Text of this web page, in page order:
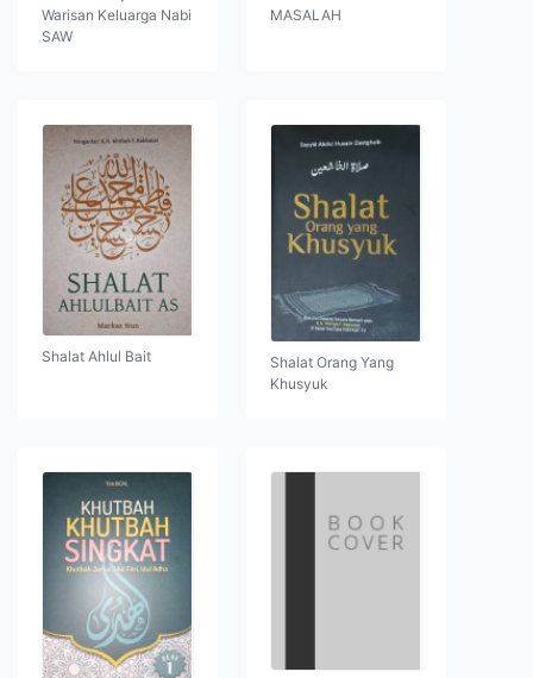
Warisan Keluarga Nabi
SAW
MASALAH
Shalat Ahlul Bait
Shalat Orang Yang
Khusyuk